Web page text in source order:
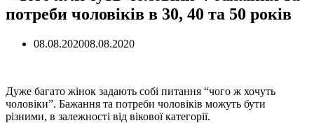
потреби чоловіків в 30, 40 та 50 років
08.08.202008.08.2020
Дуже багато жінок задають собі питання “чого ж хочуть
чоловіки”. Бажання та потреби чоловіків можуть бути
різними, в залежності від вікової категорії.